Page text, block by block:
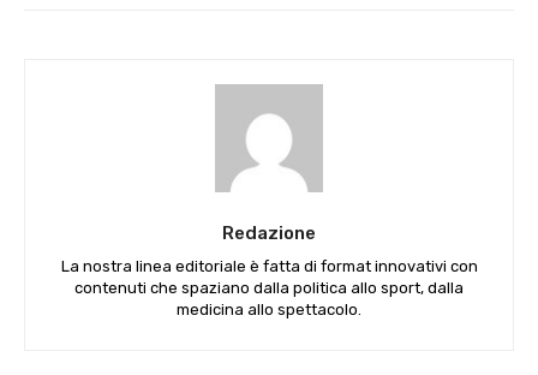
Redazione
La nostra linea editoriale è fatta di format innovativi con
contenuti che spaziano dalla politica allo sport, dalla
medicina allo spettacolo.